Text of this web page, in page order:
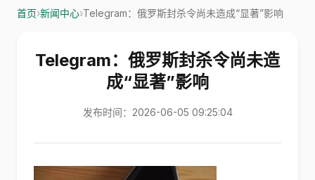
首页›新闻中心›Telegram：俄罗斯封杀令尚未造成“显著”影响
Telegram：俄罗斯封杀令尚未造
成“显著”影响
发布时间：2026-06-05 09:25:04